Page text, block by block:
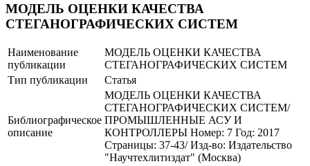
МОДЕЛЬ ОЦЕНКИ КАЧЕСТВА
СТЕГАНОГРАФИЧЕСКИХ СИСТЕМ
Наименование
публикации
МОДЕЛЬ ОЦЕНКИ КАЧЕСТВА
СТЕГАНОГРАФИЧЕСКИХ СИСТЕМ
Тип публикации
Статья
Библиографическое
описание
МОДЕЛЬ ОЦЕНКИ КАЧЕСТВА
СТЕГАНОГРАФИЧЕСКИХ СИСТЕМ/
ПРОМЫШЛЕННЫЕ АСУ И
КОНТРОЛЛЕРЫ Номер: 7 Год: 2017
Страницы: 37-43/ Изд-во: Издательство
"Научтехлитиздат" (Москва)